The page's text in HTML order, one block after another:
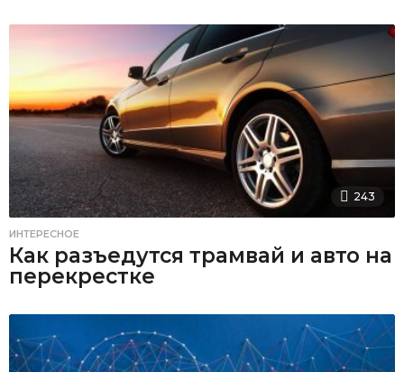
243
ИНТЕРЕСНОЕ
Как разъедутся трамвай и авто на
перекрестке